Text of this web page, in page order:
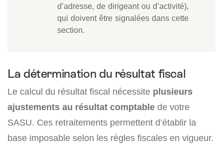
d’adresse, de dirigeant ou d’activité),
qui doivent être signalées dans cette
section.
La détermination du résultat fiscal
Le calcul du résultat fiscal nécessite plusieurs
ajustements au résultat comptable de votre
SASU. Ces retraitements permettent d’établir la
base imposable selon les règles fiscales en vigueur.